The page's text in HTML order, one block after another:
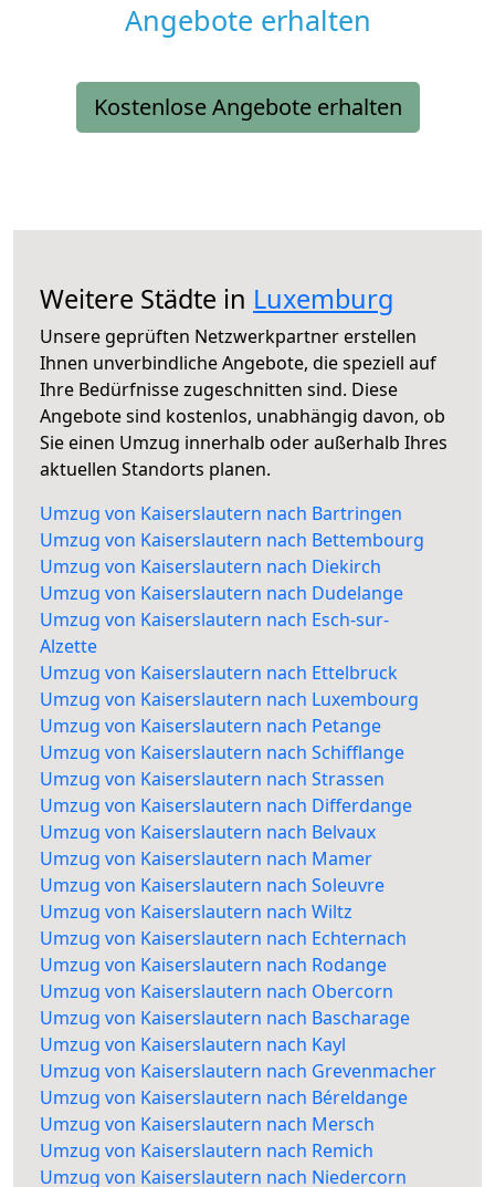
Angebote erhalten
Kostenlose Angebote erhalten
Weitere Städte in Luxemburg
Unsere geprüften Netzwerkpartner erstellen
Ihnen unverbindliche Angebote, die speziell auf
Ihre Bedürfnisse zugeschnitten sind. Diese
Angebote sind kostenlos, unabhängig davon, ob
Sie einen Umzug innerhalb oder außerhalb Ihres
aktuellen Standorts planen.
Umzug von Kaiserslautern nach Bartringen
Umzug von Kaiserslautern nach Bettembourg
Umzug von Kaiserslautern nach Diekirch
Umzug von Kaiserslautern nach Dudelange
Umzug von Kaiserslautern nach Esch-sur-
Alzette
Umzug von Kaiserslautern nach Ettelbruck
Umzug von Kaiserslautern nach Luxembourg
Umzug von Kaiserslautern nach Petange
Umzug von Kaiserslautern nach Schifflange
Umzug von Kaiserslautern nach Strassen
Umzug von Kaiserslautern nach Differdange
Umzug von Kaiserslautern nach Belvaux
Umzug von Kaiserslautern nach Mamer
Umzug von Kaiserslautern nach Soleuvre
Umzug von Kaiserslautern nach Wiltz
Umzug von Kaiserslautern nach Echternach
Umzug von Kaiserslautern nach Rodange
Umzug von Kaiserslautern nach Obercorn
Umzug von Kaiserslautern nach Bascharage
Umzug von Kaiserslautern nach Kayl
Umzug von Kaiserslautern nach Grevenmacher
Umzug von Kaiserslautern nach Béreldange
Umzug von Kaiserslautern nach Mersch
Umzug von Kaiserslautern nach Remich
Umzug von Kaiserslautern nach Niedercorn